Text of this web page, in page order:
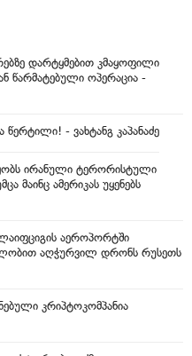
დარტყმებით კმაყოფილი
წარმატებული ოპერაცია -
- ვახტანგ კაპანაძე
ირანული ტერორისტული
მაინც ამერიკას უყენებს
ლაიფციგის აეროპორტში
აღჭურვილ დრონს რუსეთს
კრიპტოკომპანია